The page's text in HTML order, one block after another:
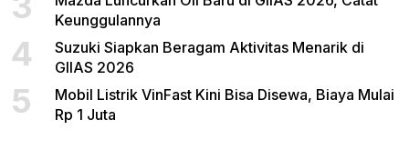
Keunggulannya
4
Suzuki Siapkan Beragam Aktivitas Menarik di
GIIAS 2026
5
Mobil Listrik VinFast Kini Bisa Disewa, Biaya Mulai
Rp 1 Juta